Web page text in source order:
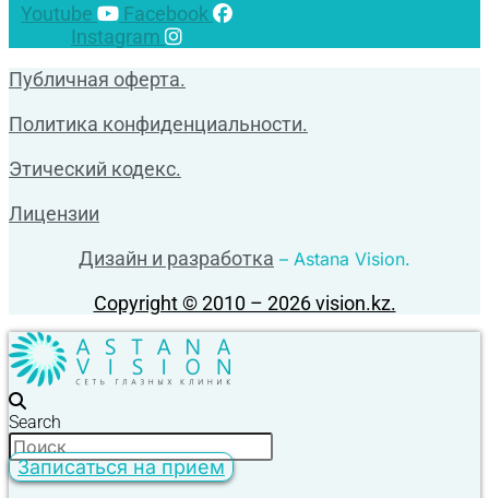
Youtube
Facebook
Instagram
Публичная оферта.
Политика конфиденциальности.
Этический кодекс.
Лицензии
Дизайн и разработка – Astana Vision.
Copyright © 2010 – 2026 vision.kz.
Search
Записаться на прием